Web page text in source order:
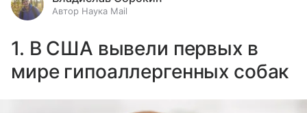
Автор Наука Mail
1. В США вывели первых в
мире гипоаллергенных собак